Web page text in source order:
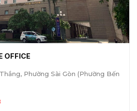
OFFICE
Phường Sài Gòn (Phường Bến